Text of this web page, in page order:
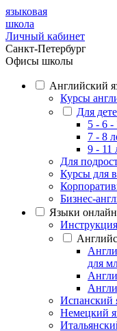
языковая
школа
Личный кабинет
Санкт-Петербург
Офисы школы
Английский
Курсы
Для
5 - 6 -
7 - 8
9 - 11
Для
Курсы для
Бизнес-
Языки онлайн
Инструкция
для
Испанский
Немецкий